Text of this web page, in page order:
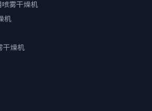
雾干燥机
机
干燥机